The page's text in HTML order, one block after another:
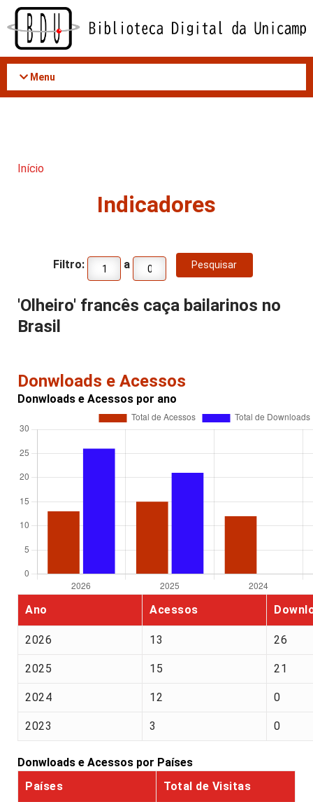
Acessar
conteúdo
Menu
Início
Indicadores
Filtro: a
'Olheiro' francês caça bailarinos no
Brasil
Donwloads e Acessos
Donwloads e Acessos por ano
Ano Acessos
2026 13 26
2025 15 21
2024 12 0
2023 3 0
Donwloads e Acessos por Países
Países
Total de Visitas